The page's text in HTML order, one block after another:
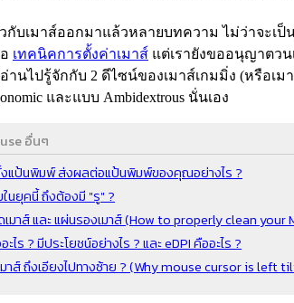
กับเมาส์ออกมาแล้วหลายบทความ ไม่ว่าจะเป็
เทคนิคการตั้งค่าเมาส์ แต่เรายังขออนุญาตว
านไปรู้จักกับ 2 ดีไซน์ของเมาส์เกมมิ่ง (หรือเ
และแบบ Ambidextrous นั่นเอง
อื่นๆ
แป้นพิมพ์ ส่งผลต่อแป้นพิมพ์ของคุณอย่างไร ?
ในยุคนี้ ถึงต้องมี "รู" ?
เมาส์ และ แผ่นรองเมาส์ (How to properly clean
ะไร ? มีประโยชน์อย่างไร ? และ eDPI คืออะไร ?
เมาส์ ถึงเอียงไปทางซ้าย ? (Why mouse cursor is